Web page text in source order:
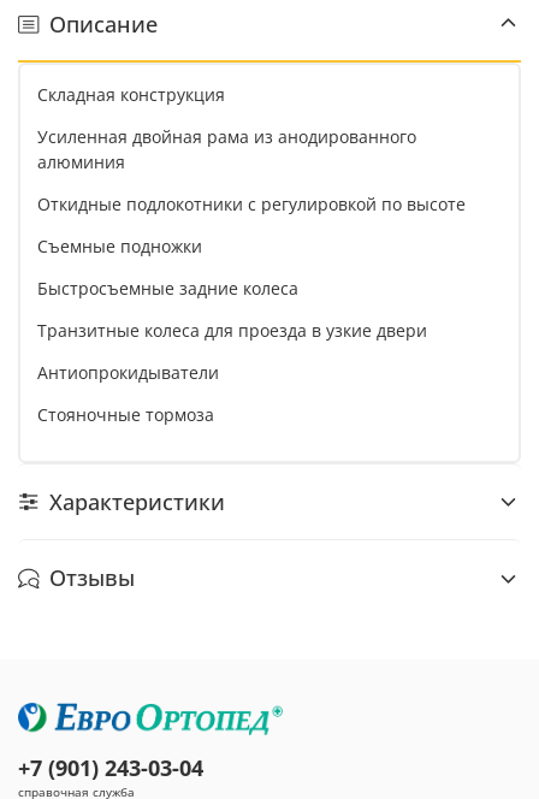
Описание
Складная конструкция
Усиленная двойная рама из анодированного
алюминия
Откидные подлокотники с регулировкой по высоте
Съемные подножки
Быстросъемные задние колеса
Транзитные колеса для проезда в узкие двери
Антиопрокидыватели
Стояночные тормоза
Характеристики
Отзывы
+7 (901) 243-03-04
справочная служба